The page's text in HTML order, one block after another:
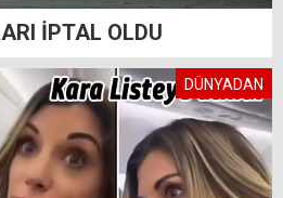
İPTAL OLDU
DÜNYADAN